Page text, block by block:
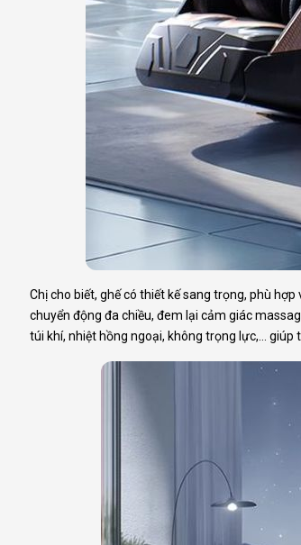
Chị cho biết, ghế có thiết kế sang trọng, phù
chuyển động đa chiều, đem lại cảm giác
túi khí, nhiệt hồng ngoại, không trọng lực,… giúp